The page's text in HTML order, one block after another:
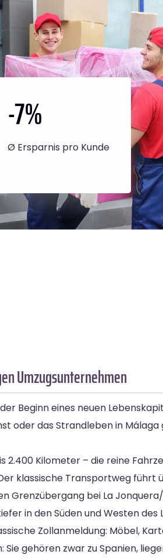
-7%
Ø Ersparnis pro Kunde
Umzugsunternehmen
Beginn eines neuen
oder das Strandleben in
2.400 Kilometer – die reine
klassische Transportweg führt
Grenzübergang bei La
in den Süden und Westen des
Zollanmeldung: Möbel,
gehören zwar zu Spanien,